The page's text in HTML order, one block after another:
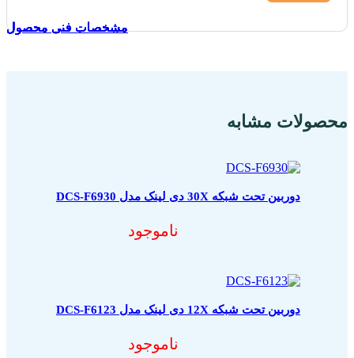
محصولات مشابه
مشخصات فنی محصول
دوربین تحت شبکه 30X دی لینک مدل DCS-F6930
ناموجود
مشخصات فنی محصول
دوربین تحت شبکه 12X دی لینک مدل DCS-F6123
ناموجود
مشخصات فنی محصول
مشخصات فنی محصول
مشخصات فنی محصول
مشخصات فنی محصول
مشخصات فنی محصول
مشخصات فنی محصول
مشخصات فنی محصول
مشخصات فنی محصول